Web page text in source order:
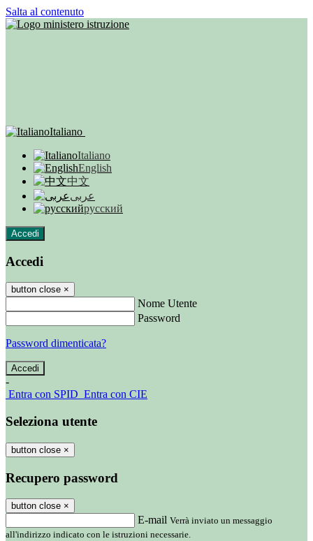
Salta al contenuto
Italiano
Italiano
English
中文
عربى
русский
Accedi
Accedi
button close ×
Nome Utente
Password
Password dimenticata?
-
Entra con SPID Entra con CIE
Seleziona utente
button close ×
Recupero password
button close ×
E-mail Verrà inviato un messaggio
all'indirizzo indicato con le istruzioni necessarie.